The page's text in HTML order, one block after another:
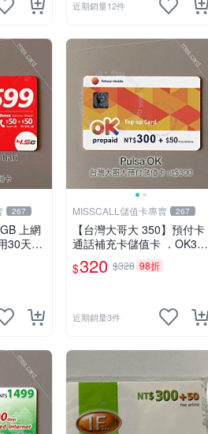
近期銷量12件
267
上網
30天上
i
值卡
MISSCALL儲值卡專賣 267
【台灣大哥大 350】預付卡
通話補充卡儲值卡 ．OK300
+50．門號延展⚡MissCall儲
值卡專賣
$320 $328 98折
近期銷量3件